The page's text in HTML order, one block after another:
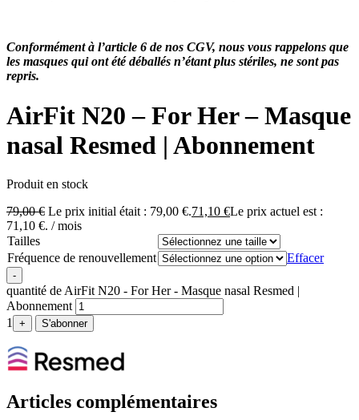
Conformément à l’article 6 de nos CGV, nous vous rappelons que
les masques qui ont été déballés n’étant plus stériles, ne sont pas
repris.
AirFit N20 – For Her – Masque
nasal Resmed | Abonnement
Produit en stock
79,00€ Le prix initial était : 79,00 €.71,10 €Le prix actuel est :
71,10 €. / mois
Tailles
Fréquence de renouvellement
Effacer
-
quantité de AirFit N20 - For Her - Masque nasal Resmed |
Abonnement
1
+ S'abonner
Articles complémentaires